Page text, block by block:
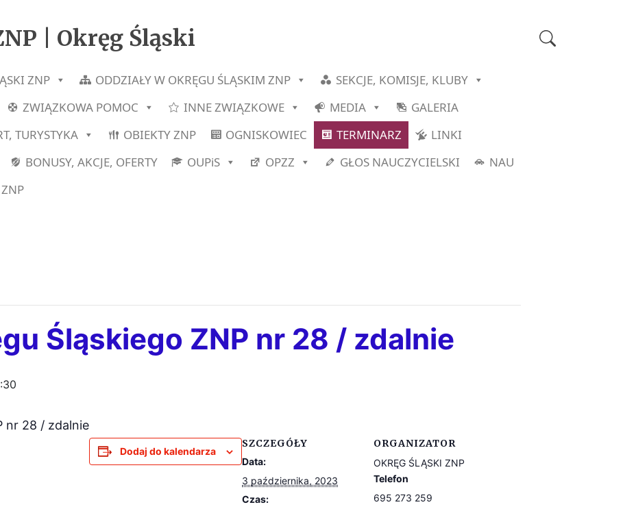
| Okręg Śląski
ZNP ODDZIAŁY W OKRĘGU ŚLĄSKIM ZNP
SEKCJE, KOMISJE, KLUBY
ZWIĄZKOWA POMOC INNE ZWIĄZKOWE MEDIA
GALERIA
TURYSTYKA OBIEKTY ZNP OGNISKOWIEC TERMINARZ
LINKI
BONUSY, AKCJE, OFERTY OUPiS OPZZ GŁOS NAUCZYCIELSKI
NAU
Śląskiego ZNP nr 28 / zdalnie
nr 28 / zdalnie
Dodaj do kalendarza
SZCZEGÓŁY
Data:
3 października, 2023
Czas:
ORGANIZATOR
OKRĘG ŚLĄSKI ZNP
Telefon
695 273 259